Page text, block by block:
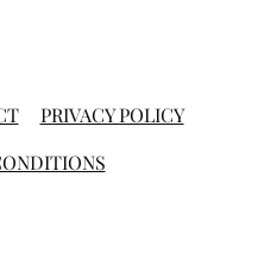
PRIVACY POLICY